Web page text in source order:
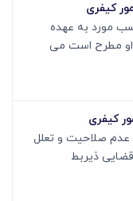
حسب مورد به عهده
او مطرح است می
عدم صلاحیت و تعلل
ذیربط